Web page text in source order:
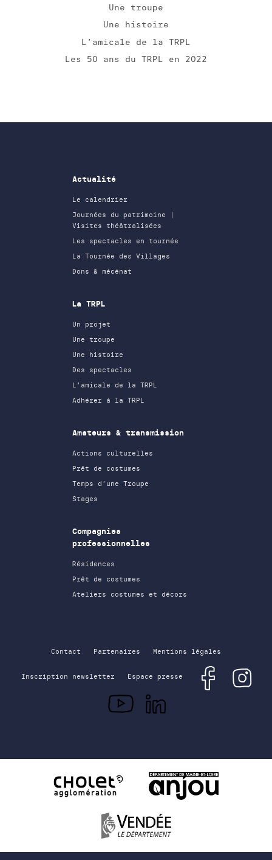
Une troupe
Une histoire
L’amicale de la TRPL
Les 50 ans du TRPL en 2022
Actualité
Le calendrier
Journées du patrimoine |
Visites théâtralisées
Les spectacles en tournée
La Tournée des Villages
Dons & mécénat
La TRPL
Un projet
Une troupe
Une histoire
Des spectacles
L’amicale de la TRPL
Adhérer à la TRPL
Amateurs & transmission
Actions culturelles
Prêt de costumes
Temps d’une Troupe
Stages
Compagnies
professionnelles
Résidences
Prêt de costumes
Ateliers costumes et décors
Contact Partenaires Mentions légales
Inscription newsletter Espace presse